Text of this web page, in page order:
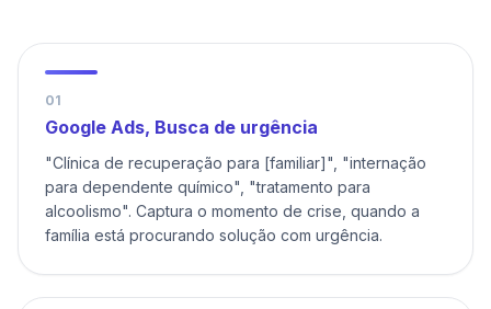
01
Google Ads, Busca de urgência
"Clínica de recuperação para [familiar]", "internação
para dependente químico", "tratamento para
alcoolismo". Captura o momento de crise, quando a
família está procurando solução com urgência.